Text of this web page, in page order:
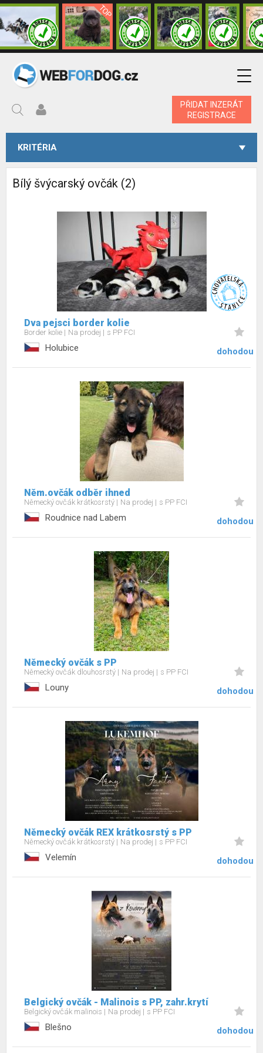
PŘIDAT INZERÁT
REGISTRACE
KRITÉRIA
Bílý švýcarský ovčák (2)
Dva pejsci border kolie
Border kolie Na prodej s PP FCI
Holubice dohodou
Něm.ovčák odběr ihned
Německý ovčák krátkosrstý Na prodej s PP FCI
Roudnice nad Labem dohodou
Německý ovčák s PP
Německý ovčák dlouhosrstý Na prodej s PP FCI
Louny dohodou
Německý ovčák REX krátkosrstý s PP
Německý ovčák krátkosrstý Na prodej s PP FCI
Velemín dohodou
Belgický ovčák - Malinois s PP, zahr.krytí
Belgický ovčák malinois Na prodej s PP FCI
Blešno dohodou